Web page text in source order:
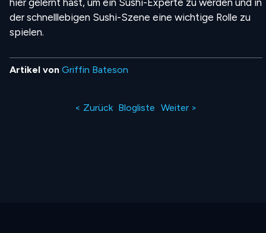
hier gelernt hast, um ein Sushi-Experte zu werden und in
der schnelllebigen Sushi-Szene eine wichtige Rolle zu
spielen.
Artikel von Griffin Bateson
< Zurück Blogliste Weiter >